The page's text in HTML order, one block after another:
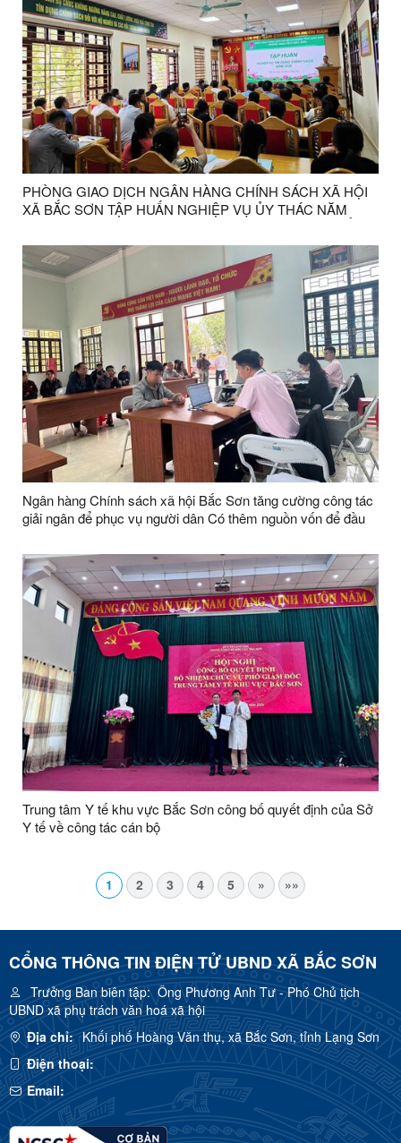
PHÒNG GIAO DỊCH NGÂN HÀNG CHÍNH SÁCH XÃ HỘI
XÃ BẮC SƠN TẬP HUẤN NGHIỆP VỤ ỦY THÁC NĂM
TIẾT KIỆM VÀ VAY VỐN
Ngân hàng Chính sách xã hội Bắc Sơn tăng cường công tác
giải ngân để phục vụ người dân Có thêm nguồn vốn để đầu
Trung tâm Y tế khu vực Bắc Sơn công bố quyết định của Sở
Y tế về công tác cán bộ
1 2 3 4 5 » »»
CỔNG THÔNG TIN ĐIỆN TỬ UBND XÃ BẮC SƠN
Trưởng Ban biên tập:Ông Phương Anh Tư - Phó Chủ tịch
UBND xã phụ trách văn hoá xã hội
Địa chỉ: Khối phố Hoàng Văn thụ, xã Bắc Sơn, tỉnh Lạng Sơn
Điện thoại:
Email: